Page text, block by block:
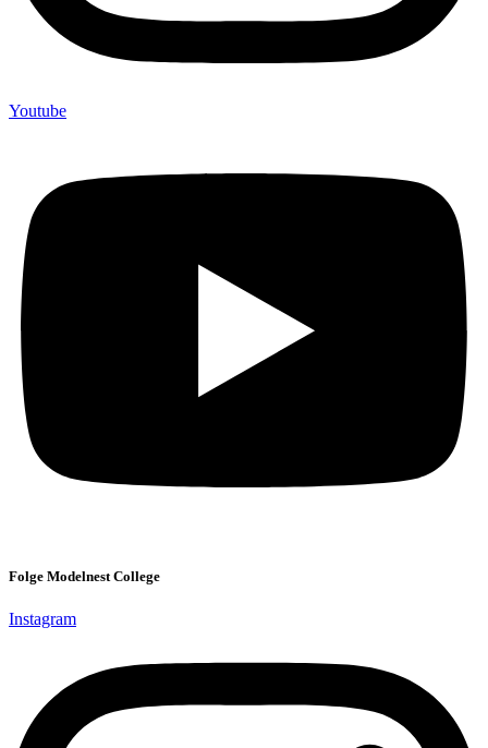
Youtube
Folge Modelnest College
Instagram